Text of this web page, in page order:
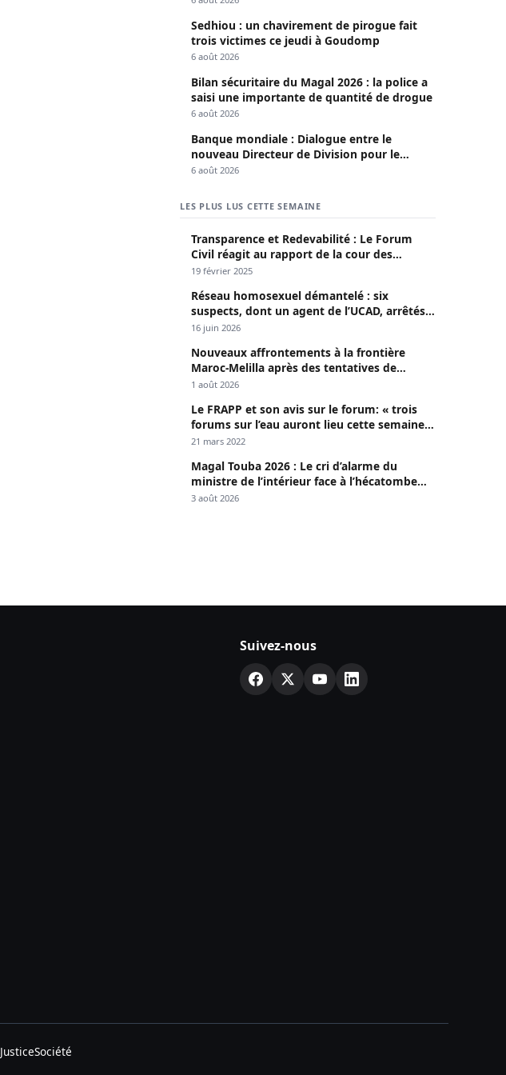
Sedhiou : un chavirement de pirogue fait
trois victimes ce jeudi à Goudomp
6 août 2026
Bilan sécuritaire du Magal 2026 : la police a
saisi une importante de quantité de drogue
6 août 2026
Banque mondiale : Dialogue entre le
nouveau Directeur de Division pour le
Sénégal et le Pr. Diomaye
6 août 2026
LES PLUS LUS CETTE SEMAINE
Transparence et Redevabilité : Le Forum
Civil réagit au rapport de la cour des
comptes
19 février 2025
Réseau homosexuel démantelé : six
suspects, dont un agent de l’UCAD, arrêtés à
Keur Massar ; l’un avoue avoir propagé le
16 juin 2026
Nouveaux affrontements à la frontière
Maroc-Melilla après des tentatives de
passage
1 août 2026
Le FRAPP et son avis sur le forum: « trois
forums sur l’eau auront lieu cette semaine à
Dakar »
21 mars 2022
Magal Touba 2026 : Le cri d’alarme du
ministre de l’intérieur face à l’hécatombe
routière
3 août 2026
Suivez-nous
JusticeSociété